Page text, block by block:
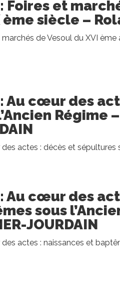
Foires et
ème siècle –
de Vesoul du XVI ème
Au cœur des
Régime
actes : décès et sépultures
Au cœur des
sous
JOURDAIN
actes : naissances et